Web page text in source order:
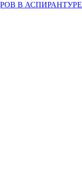
В АСПИРАНТУРЕ